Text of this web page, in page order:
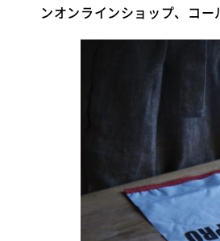
ンオンラインショップ、コー